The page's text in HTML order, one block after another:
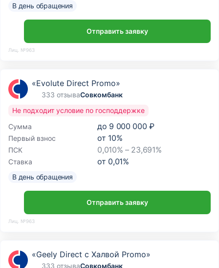
В день обращения
Отправить заявку
Лиц. №963
«Evolute Direct Promo»
333 отзываСовкомбанк
Сумма до 9 000 000 ₽
Первый взнос от 10%
ПСК 0,010% – 23,691%
Ставка от 0,01%
Не подходит условие по господдержке
В день обращения
Отправить заявку
Лиц. №963
«Geely Direct с Халвой Promo»
333 отзываСовкомбанк